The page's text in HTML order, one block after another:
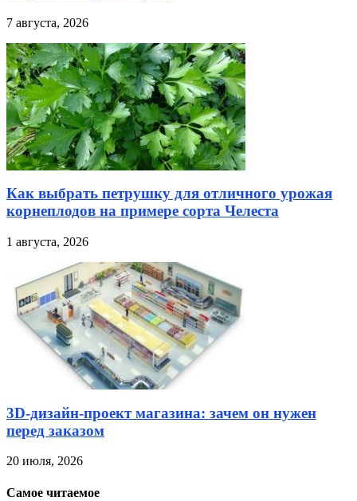
7 августа, 2026
Как выбрать петрушку для отличного урожая
корнеплодов на примере сорта Челеста
1 августа, 2026
3D-дизайн-проект магазина: зачем он нужен
перед заказом
20 июля, 2026
Самое читаемое